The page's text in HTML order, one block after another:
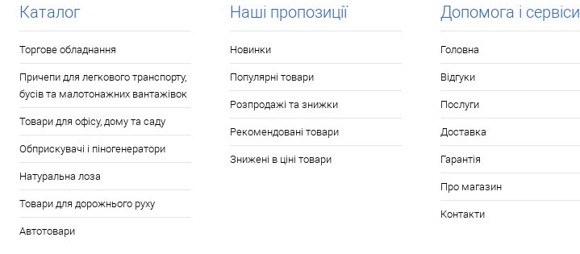
Каталог
Торгове обладнання
Причепи для легкового транспорту,
бусів та малотонажних вантажівок
Товари для офісу, дому та саду
Обприскувачі і піногенератори
Натуральна лоза
Товари для дорожнього руху
Автотовари
Наші пропозиції
Новинки
Популярні товари
Розпродажі та знижки
Рекомендовані товари
Знижені в ціні товари
Допомога і сервіси
Головна
Відгуки
Послуги
Доставка
Гарантія
Про магазин
Контакти